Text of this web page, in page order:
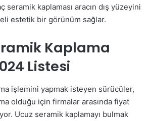
seramik kaplaması aracın dış yüzeyini
estetik bir görünüm sağlar.
Kaplama
Listesi
işlemini yapmak isteyen sürücüler,
olduğu için firmalar arasında fiyat
Ucuz seramik kaplamayı bulmak